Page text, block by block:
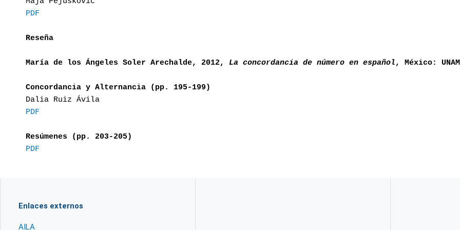
PDF
Reseña
María de los Ángeles Soler Arechalde, 2012, La concordancia de número en español, México:
Concordancia y Alternancia (pp. 195-199)
Dalia Ruiz Ávila
PDF
Resúmenes (pp. 203-205)
PDF
Enlaces externos
AILA